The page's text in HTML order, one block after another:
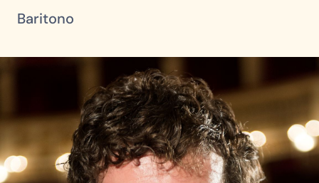
Baritono